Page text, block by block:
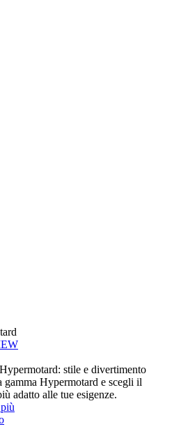
stile e divertimento
gamma Hypermotard e scegli il
adatto alle tue esigenze.